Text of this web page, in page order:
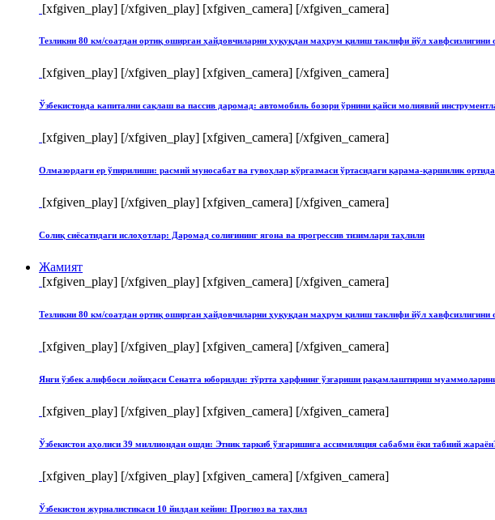
[xfgiven_play] [/xfgiven_play] [xfgiven_camera] [/xfgiven_camera]
Тезликни 80 км/соатдан ортиқ оширган ҳайдовчиларни ҳуқуқдан маҳрум қилиш таклифи йўл
[xfgiven_play] [/xfgiven_play] [xfgiven_camera] [/xfgiven_camera]
Ўзбекистонда капитални сақлаш ва пассив даромад: автомобиль бозори ўрнини қайси молиявий
[xfgiven_play] [/xfgiven_play] [xfgiven_camera] [/xfgiven_camera]
Олмазордаги ер ўпирилиши: расмий муносабат ва гувоҳлар кўргазмаси ўртасидаги қарама-қаршилик
[xfgiven_play] [/xfgiven_play] [xfgiven_camera] [/xfgiven_camera]
Солиқ сиёсатидаги ислоҳотлар: Даромад солиғининг ягона ва прогрессив тизимлари таҳлили
Жамият
[xfgiven_play] [/xfgiven_play] [xfgiven_camera] [/xfgiven_camera]
Тезликни 80 км/соатдан ортиқ оширган ҳайдовчиларни ҳуқуқдан маҳрум қилиш таклифи йўл
[xfgiven_play] [/xfgiven_play] [xfgiven_camera] [/xfgiven_camera]
Янги ўзбек алифбоси лойиҳаси Сенатга юборилди: тўртта ҳарфнинг ўзгариши рақамлаштириш
[xfgiven_play] [/xfgiven_play] [xfgiven_camera] [/xfgiven_camera]
Ўзбекистон аҳолиси 39 миллиондан ошди: Этник таркиб ўзгаришига ассимиляция сабабми ёки табиий
[xfgiven_play] [/xfgiven_play] [xfgiven_camera] [/xfgiven_camera]
Ўзбекистон журналистикаси 10 йилдан кейин: Прогноз ва таҳлил